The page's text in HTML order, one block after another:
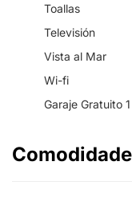
Toallas
Televisión
Vista al Mar
Wi-fi
Garaje Gratuito 1